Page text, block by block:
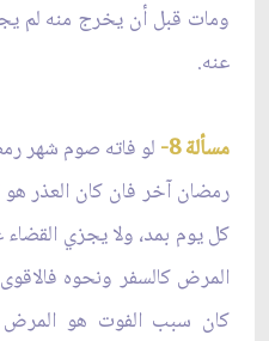
ومات قبل أن يخرج منه لم
عنه.
مسألة 8-
لو فاته صوم شهر
رمضان آخر فان كان العذر
كل يوم بمد، ولا يجزي القضاء
المرض كالسفر ونحوه
كان سبب الفوت هو